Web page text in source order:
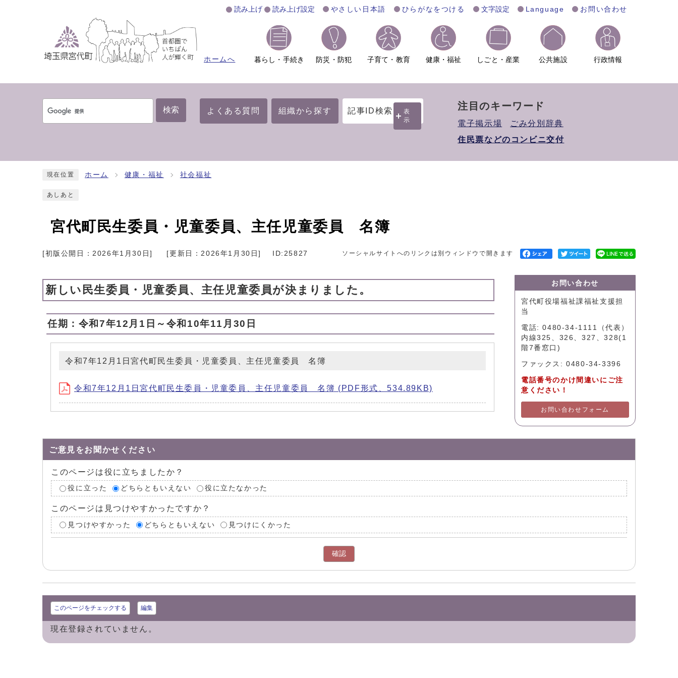
読み上げ 読み上げ設定 やさしい日本語 ひらがなをつける 文字設定 Language お問い合わせ
ホームへ 暮らし・手続き 防災・防犯 子育て・教育 健康・福祉 しごと・産業 公共施設 行政情報
検索 よくある質問 組織から探す 記事ID検索
表
示
注目のキーワード
電子掲示場
ごみ分別辞典
住民票などのコンビニ交付
現在位置 ホーム 健康・福祉 社会福祉
あしあと
宮代町民生委員・児童委員、主任児童委員 名簿
[初版公開日：2026年1月30日] [更新日：2026年1月30日] ID:25827 ソーシャルサイトへのリンクは別ウィンドウで開きます
新しい民生委員・児童委員、主任児童委員が決まりました。
任期：令和7年12月1日～令和10年11月30日
令和7年12月1日宮代町民生委員・児童委員、主任児童委員 名簿
令和7年12月1日宮代町民生委員・児童委員、主任児童委員 名簿 (PDF形式、534.89KB)
お問い合わせ
宮代町役場福祉課福祉支援担
当
電話: 0480-34-1111（代表）
内線325、326、327、328(1
階7番窓口)
ファックス: 0480-34-3396
電話番号のかけ間違いにご注
意ください！
お問い合わせフォーム
ご意見をお聞かせください
このページは役に立ちましたか？
役に立った どちらともいえない 役に立たなかった
このページは見つけやすかったですか？
見つけやすかった どちらともいえない 見つけにくかった
確認
このページをチェックする 編集
現在登録されていません。